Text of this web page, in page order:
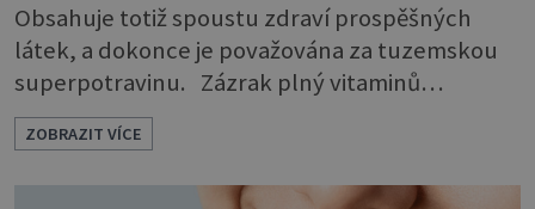
Obsahuje totiž spoustu zdraví prospěšných
látek, a dokonce je považována za tuzemskou
superpotravinu. Zázrak plný vitaminů
V petrželi najdete vitaminy B1, B2, B3, B6,
provitamin A, vitamin E a velké množství
vitamínu C (nejvíce ho má nať, dokonce třikrát
ZOBRAZIT VÍCE